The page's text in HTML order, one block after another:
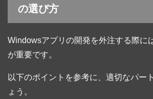
の選び方
Windowsアプリの開発を外注する際に
が重要です。
以下のポイントを参考に、適切なパー
ょう。